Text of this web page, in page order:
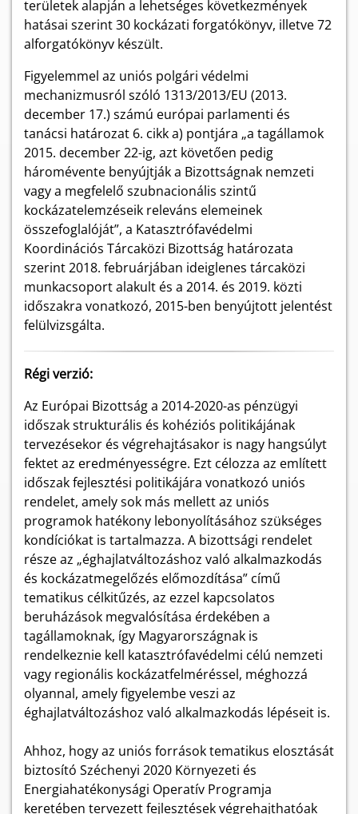
területek alapján a lehetséges következmények
hatásai szerint 30 kockázati forgatókönyv, illetve 72
alforgatókönyv készült.
Figyelemmel az uniós polgári védelmi
mechanizmusról szóló 1313/2013/EU (2013.
december 17.) számú európai parlamenti és
tanácsi határozat 6. cikk a) pontjára „a tagállamok
2015. december 22-ig, azt követően pedig
háromévente benyújtják a Bizottságnak nemzeti
vagy a megfelelő szubnacionális szintű
kockázatelemzéseik releváns elemeinek
összefoglalóját”, a Katasztrófavédelmi
Koordinációs Tárcaközi Bizottság határozata
szerint 2018. februárjában ideiglenes tárcaközi
munkacsoport alakult és a 2014. és 2019. közti
időszakra vonatkozó, 2015-ben benyújtott jelentést
felülvizsgálta.
Régi verzió:
Az Európai Bizottság a 2014-2020-as pénzügyi
időszak strukturális és kohéziós politikájának
tervezésekor és végrehajtásakor is nagy hangsúlyt
fektet az eredményességre. Ezt célozza az említett
időszak fejlesztési politikájára vonatkozó uniós
rendelet, amely sok más mellett az uniós
programok hatékony lebonyolításához szükséges
kondíciókat is tartalmazza. A bizottsági rendelet
része az „éghajlatváltozáshoz való alkalmazkodás
és kockázatmegelőzés előmozdítása” című
tematikus célkitűzés, az ezzel kapcsolatos
beruházások megvalósítása érdekében a
tagállamoknak, így Magyarországnak is
rendelkeznie kell katasztrófavédelmi célú nemzeti
vagy regionális kockázatfelméréssel, méghozzá
olyannal, amely figyelembe veszi az
éghajlatváltozáshoz való alkalmazkodás lépéseit is.
Ahhoz, hogy az uniós források tematikus elosztását
biztosító Széchenyi 2020 Környezeti és
Energiahatékonysági Operatív Programja
keretében tervezett fejlesztések végrehajthatóak